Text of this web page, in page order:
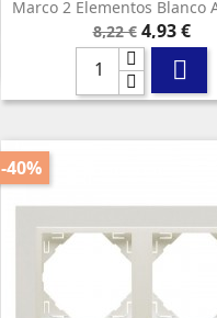
Marco 2 Elementos Blanco
Precio
base
8,22 € Precio
4,93 €

 Vista rápida
-40%